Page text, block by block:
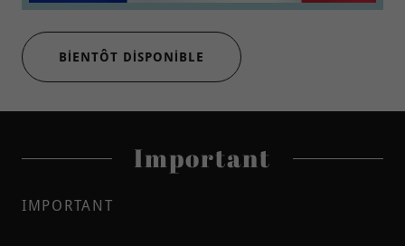
BIENTÔT DISPONIBLE
Important
IMPORTANT